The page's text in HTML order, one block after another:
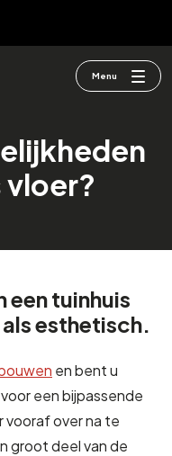
Menu
vloer?
een tuinhuis
esthetisch.
en bent u
een bijpassende
vooraf over na te
groot deel van de